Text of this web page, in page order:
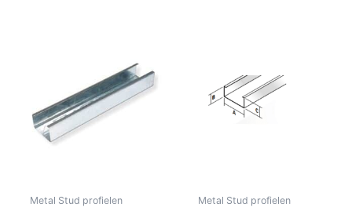
Metal Stud profielen Metal Stud profielen